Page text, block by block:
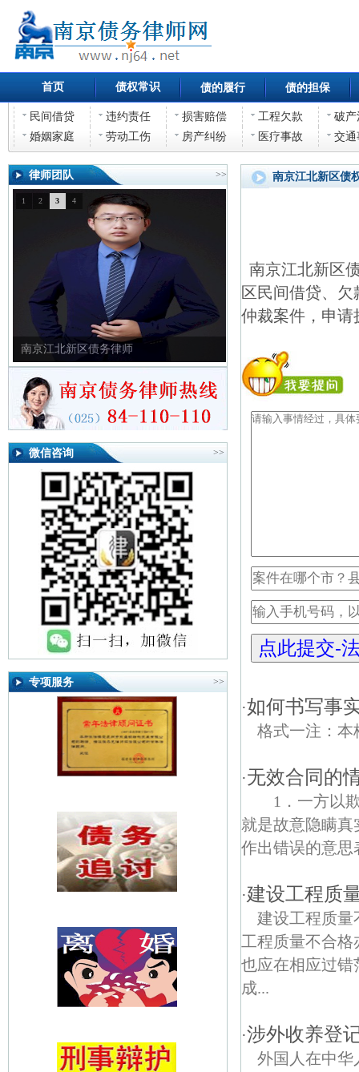
首页 债权常识 债的履行 债的担保
民间借贷 违约责任 损害赔偿 工程欠款
破产
婚姻家庭
劳动工伤 房产纠纷 医疗事故 交通
律师团队 >>
南京江北新区债务律师
1 2 3 4
微信咨询 >>
专项服务 >>
南京江北新区债
南京江北新区
区民间借贷、
仲裁案件，申请
·如何书写事
格式一注
·无效合同的
1．一方以
就是故意隐瞒
作出错误的意思
·建设工程质
建设工程质
工程质量不合
也应在相应过错
成...
·涉外收养登
外国人在中华